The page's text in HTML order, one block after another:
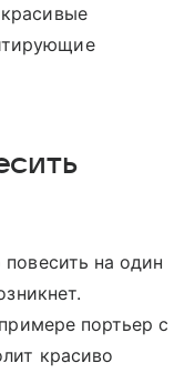
красивые
на один
портьер с
красиво